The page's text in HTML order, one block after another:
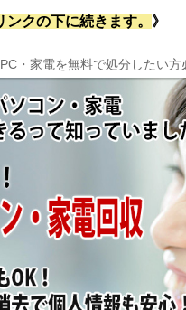
クの下に続きます。 》
・家電を無料で処分したい方